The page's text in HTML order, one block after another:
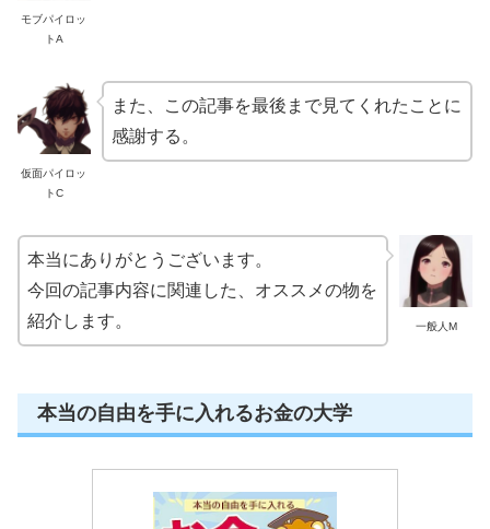
モブパイロッ
トA
仮面パイロッ
トC
また、この記事を最後まで見てくれたことに
感謝する。
一般人M
本当にありがとうございます。
今回の記事内容に関連した、オススメの物を
紹介します。
本当の自由を手に入れるお金の大学